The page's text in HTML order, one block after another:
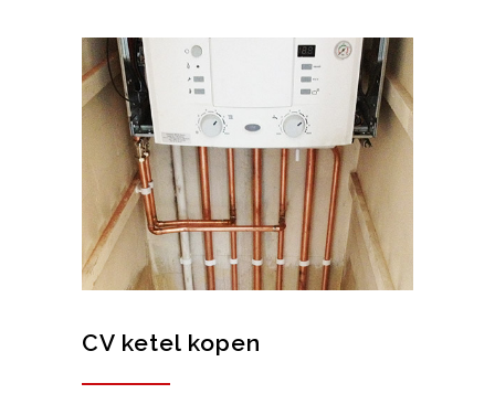
CV ketel kopen